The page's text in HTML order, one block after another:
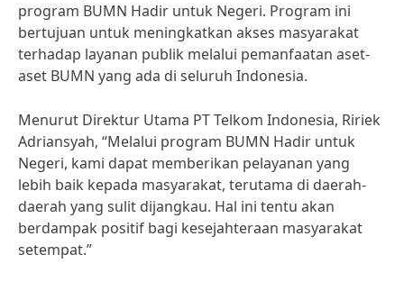
program BUMN Hadir untuk Negeri. Program ini
bertujuan untuk meningkatkan akses masyarakat
terhadap layanan publik melalui pemanfaatan aset-
aset BUMN yang ada di seluruh Indonesia.
Menurut Direktur Utama PT Telkom Indonesia, Ririek
Adriansyah, “Melalui program BUMN Hadir untuk
Negeri, kami dapat memberikan pelayanan yang
lebih baik kepada masyarakat, terutama di daerah-
daerah yang sulit dijangkau. Hal ini tentu akan
berdampak positif bagi kesejahteraan masyarakat
setempat.”